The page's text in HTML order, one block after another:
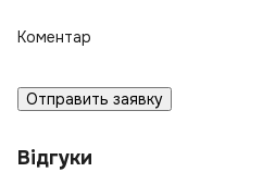
Коментар
Отправить заявку
Відгуки